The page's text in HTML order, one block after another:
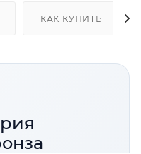
КАК КУПИТЬ